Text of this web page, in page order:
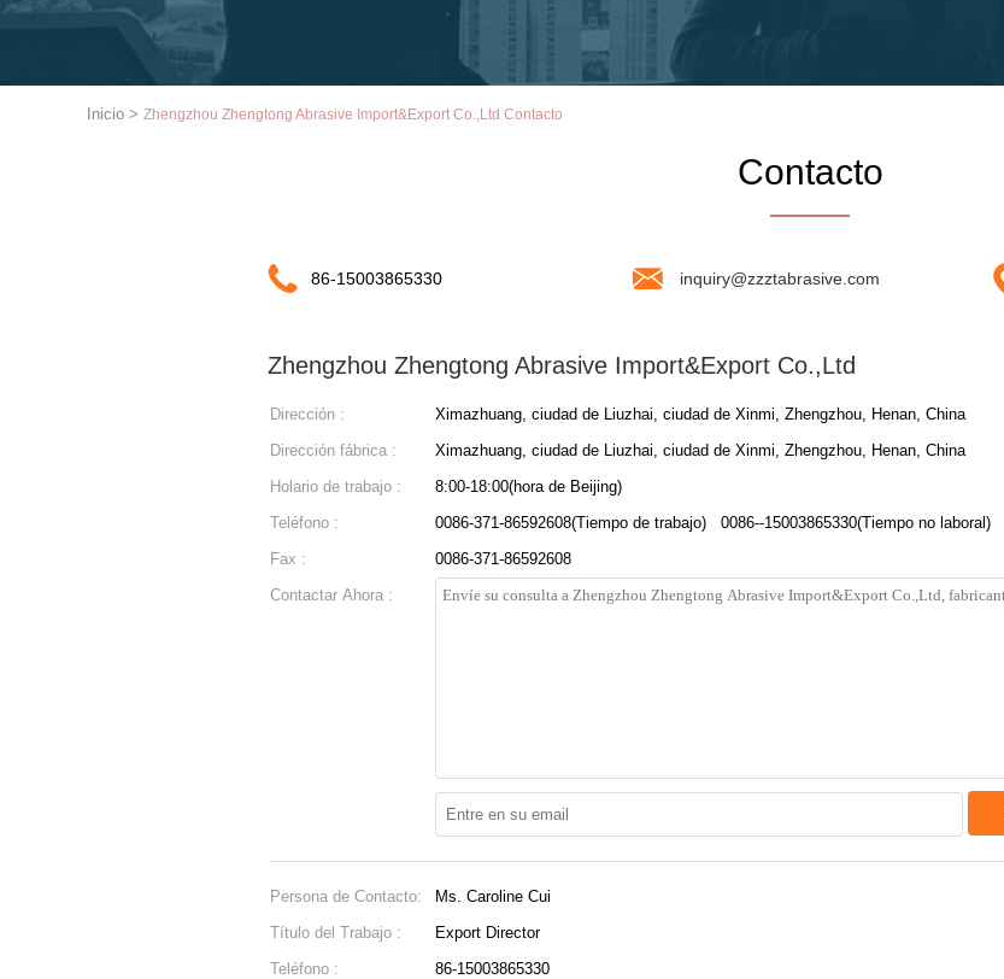
Inicio > Zhengzhou Zhengtong Abrasive Import&Export Co.,Ltd Contacto
Contacto
86-15003865330 inquiry@zzztabrasive.com
Zhengzhou Zhengtong Abrasive Import&Export Co.,Ltd
Dirección :
Ximazhuang, ciudad de Liuzhai, ciudad de Xinmi, Zhengzhou, Henan, China
Dirección fábrica :
Ximazhuang, ciudad de Liuzhai, ciudad de Xinmi, Zhengzhou, Henan, China
Holario de trabajo :
8:00-18:00(hora de Beijing)
Teléfono :
0086-371-86592608(Tiempo de trabajo) 0086--15003865330(Tiempo no laboral)
Fax :
0086-371-86592608
Contactar Ahora :
Persona de Contacto:
Ms. Caroline Cui
Título del Trabajo :
Export Director
Teléfono :
86-15003865330